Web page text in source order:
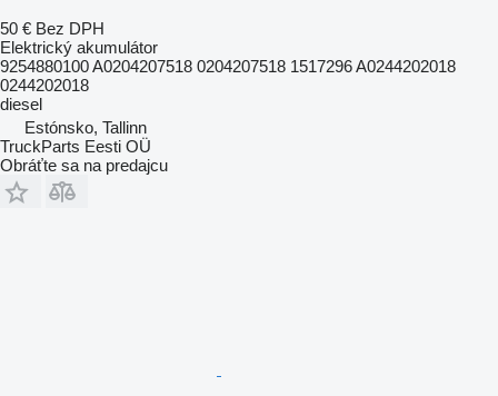
50 € Bez DPH
Elektrický akumulátor
9254880100 A0204207518 0204207518 1517296 A0244202018
0244202018
diesel
Estónsko, Tallinn
TruckParts Eesti OÜ
Obráťte sa na predajcu